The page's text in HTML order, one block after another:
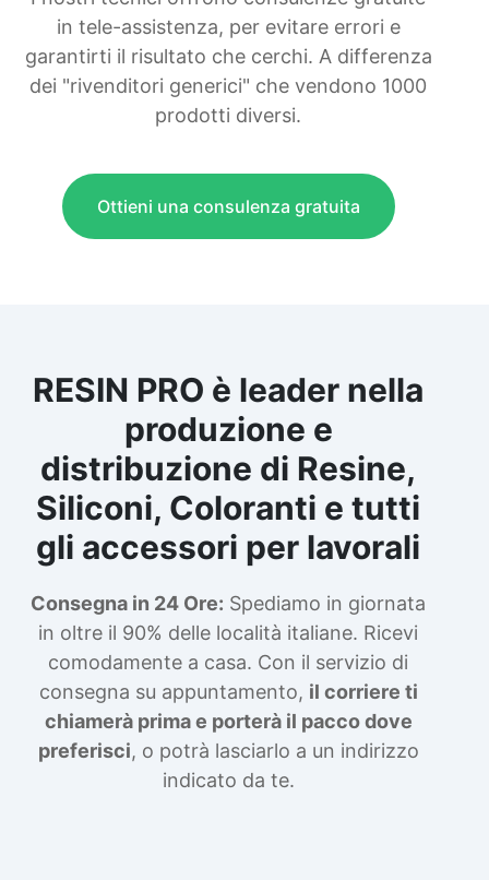
in tele-assistenza, per evitare errori e
garantirti il risultato che cerchi. A differenza
dei "rivenditori generici" che vendono 1000
prodotti diversi.
Ottieni una consulenza gratuita
RESIN PRO è leader nella
produzione e
distribuzione di Resine,
Siliconi, Coloranti e tutti
gli accessori per lavorali
Consegna in 24 Ore: Spediamo in giornata
in oltre il 90% delle località italiane. Ricevi
comodamente a casa. Con il servizio di
consegna su appuntamento, il corriere ti
chiamerà prima e porterà il pacco dove
preferisci, o potrà lasciarlo a un indirizzo
indicato da te.